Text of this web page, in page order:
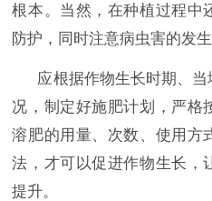
根本。当然，在种植过程中
防护，同时注意病虫害的发生
应根据作物生长时期、
况，制定好施肥计划，严格
溶肥的用量、次数、使用方
法，才可以促进作物生长，
提升。